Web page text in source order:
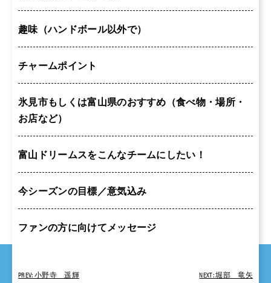
趣味（ハンドボール以外で）
チャームポイント
氷見市もしくは富山県のおすすめ（食べ物・場所・
お店など）
富山ドリームスをこんなチームにしたい！
今シーズンの目標／意気込み
ファンの方に向けてメッセージ
PREV: 小野寺 遥輝 NEXT: 堀部 ⻯⽮